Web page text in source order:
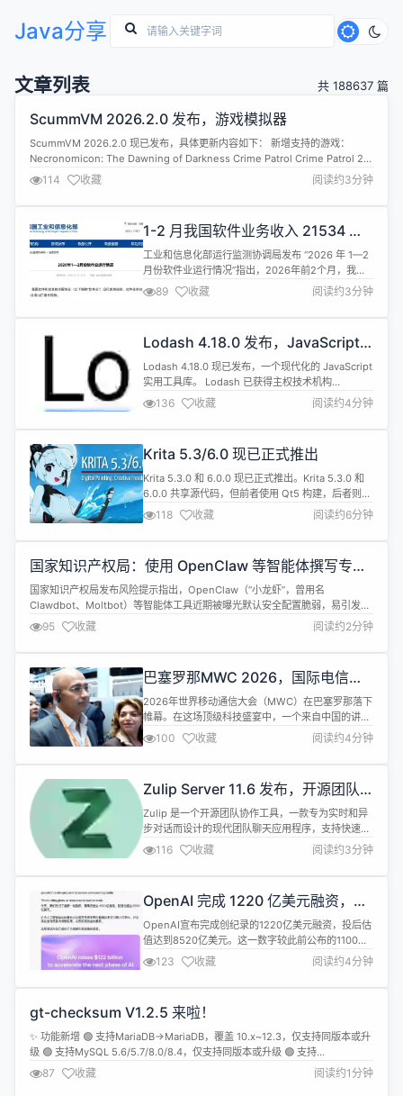
Java分享
文章列表 共 188637 篇
ScummVM 2026.2.0 发布，游戏模拟器
ScummVM 2026.2.0 现已发布，具体更新内容如下： 新增支持的游戏：
Necronomicon: The Dawning of Darkness Crime Patrol Crime Patrol 2:
Drug Wars The Last Bounty Hunter Mad Dog McCree Mad Dog II: The
Lost Gol...
114 收藏 阅读约3分钟
1-2 月我国软件业务收入 21534 亿
元，同比增长 11.7%
工业和信息化部运行监测协调局发布 “2026 年 1—2
月份软件业运行情况”指出，2026年前2个月，我国
软件和信息技术服务业（以下简称“软件业”）运行态
势良好，软件业务收入稳健增长，利润总额增势放
缓，软件业务出口增长较快。 一、总体运行情况 前2
11.7%。软件业利润总额2693亿元，同比增长7.3%。
软件业...
89 收藏 阅读约3分钟
Lodash 4.18.0 发布，JavaScript
实用工具库
Lodash 4.18.0 现已发布，一个现代化的 JavaScript
实用工具库。 Lodash 已获得主权技术机构
(Sovereign Tech Agency) 的支持，并将过渡到功
能完成 (Feature-Complete) 成熟阶段，以确保其
长期稳定、安全和可持续发展。作为这项工作的一部
将发布。...
136 收藏 阅读约4分钟
Krita 5.3/6.0 现已正式推出
Krita 5.3.0 和 6.0.0 现已正式推出。Krita 5.3.0 和
6.0.0 共享源代码，但前者使用 Qt5 构建，后者则使
用 Qt6。两者的功能几乎完全一致，但 6.0.0 带有更
加完善的 Wayland 支持。 注意：Krita 6.0.0 是首次
基于 Qt6 构建软件，而且 Qt5 和 Qt6 之间存在许多
118 收藏 阅读约6分钟
国家知识产权局：使用 OpenClaw 等智能体撰写专利
申请文件或诱发多重风险
国家知识产权局发布风险提示指出，OpenClaw（“小龙虾”，曾用名
Clawdbot、Moltbot）等智能体工具近期被曝光默认安全配置脆弱，易引发严
重安全风险，同时使用此类智能体撰写专利申请文件，也可能诱发多重风险，
现提示如下： 1.“技术信息泄露”风险：OpenClaw等智能体存在权限过高、安
全漏洞、插件投毒等隐患，使用其撰写申请文件，易造成技术交底书等...
95 收藏 阅读约2分钟
巴塞罗那MWC 2026，国际电信巨
头展台，官方无线讲解器是它
2026年世界移动通信大会（MWC）在巴塞罗那落下
帷幕。在这场顶级科技盛宴中，一个来自中国的讲解
器品牌格外引人注目——IndoorLink。它不仅是国内
头部参展商的选择，也同步亮相法国电信巨头
Orange展台，作为官方讲解设备，接待全球观众。
届MWC汇聚了来自200多个国家和地区的参展商与
专业观众，各大科...
100 收藏 阅读约4分钟
Zulip Server 11.6 发布，开源团队
协作工具
Zulip 是一个开源团队协作工具，一款专为实时和异
步对话而设计的现代团队聊天应用程序，支持快速搜
索、拖放文件上传、图像预览、组私人消息、可听通
知、错过电子邮件消息提醒与桌面应用等。 Zulip
Server 11.6 现已发布，一些更新亮点如下： CVE-
服务器在导入过程中将zulip用户可读取的任何文...
116 收藏 阅读约3分钟
OpenAI 完成 1220 亿美元融资，估
值达 8520 亿美元
OpenAI宣布完成创纪录的1220亿美元融资，投后估
值达到8520亿美元。这一数字较此前公布的1100亿
美元融资规模进一步扩大，标志着这家AI独角兽在全
球资本市场持续获得强劲信心，同时也为其潜在的
IPO之路铺平道路。 本轮融资由软银领投，
资机构参与。值得注意的是，OpenAI首...
123 收藏 阅读约4分钟
gt-checksum V1.2.5 来啦！
✨ 功能新增 🟢 支持MariaDB→MariaDB，覆盖 10.x~12.3，仅支持同版本或升
级 🟢 支持MySQL 5.6/5.7/8.0/8.4，仅支持同版本或升级 🟢 支持
MariaDB→MySQL 8.0/8.4，支持 JSON / 排序集自动映射 🔧 优化 统一结构
差异分级，字符集 / 元数据比对更精准 🧪 测试 新增多场景回归测试，...
87 收藏 阅读约1分钟